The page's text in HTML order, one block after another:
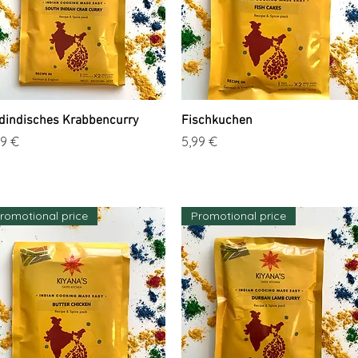
Schnellansicht
Krabbencurry
€
Schnellansicht
Fischkuchen
Preis
5,99 €
price Promotional price